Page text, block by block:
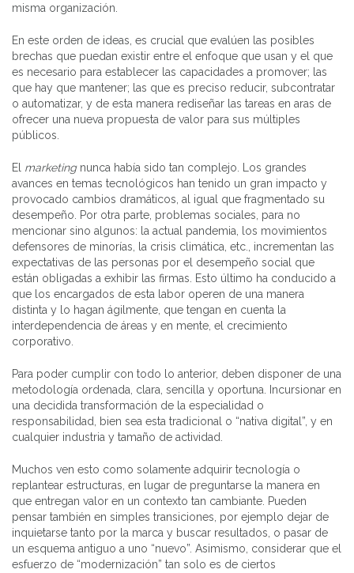
misma organización.
En este orden de ideas, es crucial que evalúen las posibles
brechas que puedan existir entre el enfoque que usan y el que
es necesario para establecer las capacidades a promover; las
que hay que mantener; las que es preciso reducir, subcontratar
o automatizar, y de esta manera rediseñar las tareas en aras de
ofrecer una nueva propuesta de valor para sus múltiples
públicos.
El marketingnunca había sido tan complejo. Los grandes
avances en temas tecnológicos han tenido un gran impacto y
provocado cambios dramáticos, al igual que fragmentado su
desempeño. Por otra parte, problemas sociales, para no
mencionar sino algunos: la actual pandemia, los movimientos
defensores de minorías, la crisis climática, etc., incrementan las
expectativas de las personas por el desempeño social que
están obligadas a exhibir las firmas. Esto último ha conducido a
que los encargados de esta labor operen de una manera
distinta y lo hagan ágilmente, que tengan en cuenta la
interdependencia de áreas y en mente, el crecimiento
corporativo.
Para poder cumplir con todo lo anterior, deben disponer de una
metodología ordenada, clara, sencilla y oportuna. Incursionar en
una decidida transformación de la especialidad o
responsabilidad, bien sea esta tradicional o “nativa digital”, y en
cualquier industria y tamaño de actividad.
Muchos ven esto como solamente adquirir tecnología o
replantear estructuras, en lugar de preguntarse la manera en
que entregan valor en un contexto tan cambiante. Pueden
pensar también en simples transiciones, por ejemplo dejar de
inquietarse tanto por la marca y buscar resultados, o pasar de
un esquema antiguo a uno “nuevo”. Asimismo, considerar que el
esfuerzo de “modernización” tan solo es de ciertos